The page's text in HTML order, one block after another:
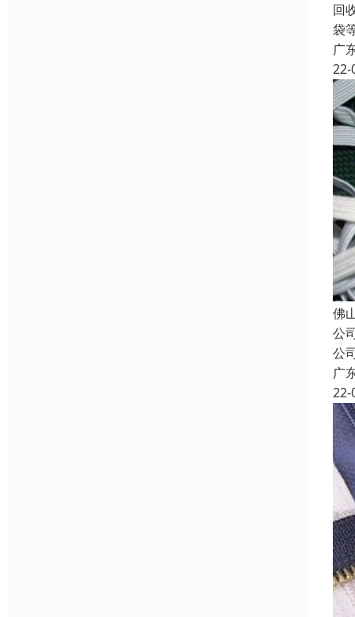
回
袋
广
22-
佛
公
公
广
22-